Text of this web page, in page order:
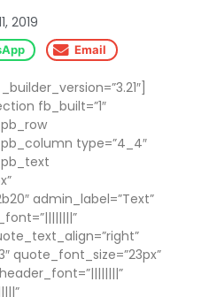
2019
Email
fb_built=”1″
type=”4_4″
admin_label=”Text”
quote_font_size=”23px”